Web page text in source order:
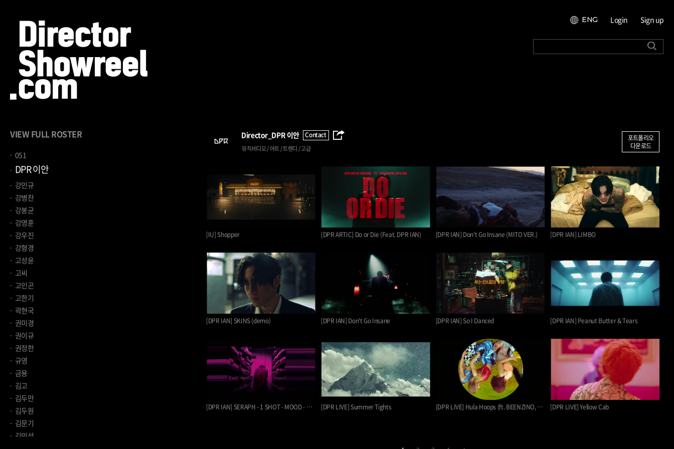
ENG Login Sign up
VIEW FULL ROSTER
051
DPR 이안
강민규
강병찬
강봉균
강영훈
강우진
강형경
고성윤
고씨
고인곤
고한기
곽현국
권미경
권이규
권정한
규영
금용
김고
김두만
김두원
김문기
김민성
Director_ DPR 이안 Contact
뮤직비디오 / 아트 / 트렌디 / 고급
포트폴리오
다운로드
[IU] Shopper [DPR ARTIC] Do or Die (Feat. DPR IAN) [DPR IAN] Don't Go Insane (MITO VER.) [DPR IAN] LIMBO
[DPR IAN] SKINS (demo) [DPR IAN] Don't Go Insane [DPR IAN] So I Danced [DPR IAN] Peanut Butter & Tears
[DPR IAN] SERAPH - 1 SHOT - MOOD - RIBBO… [DPR LIVE] Summer Tights [DPR LIVE] Hula Hoops (ft. BEENZINO, HWAS… [DPR LIVE] Yellow Cab